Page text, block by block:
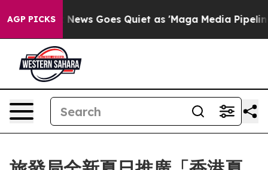
AGP PICKS
Fox News Goes Quiet as 'Maga Media Pipeline'